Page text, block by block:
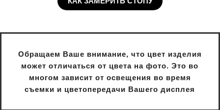
Обращаем Ваше внимание, что цвет изделия
может отличаться от цвета на фото. Это во
многом зависит от освещения во время
съемки и цветопередачи Вашего дисплея